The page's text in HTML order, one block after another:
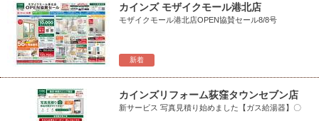
新着
カインズ モザイクモール港北店
モザイクモール港北店OPEN協賛セール8/8号
カインズリフォーム荻窪タウンセブン店
新サービス 写真見積り始めました【ガス給湯器】〇